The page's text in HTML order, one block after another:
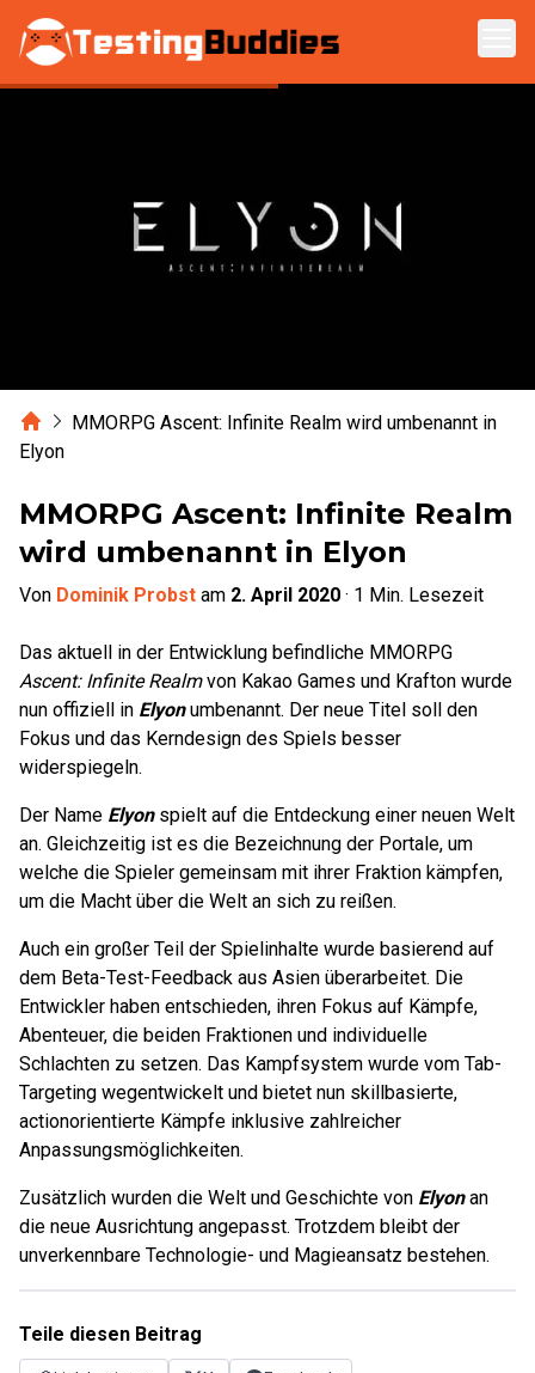
Zum Hauptinhalt springen
HomeMMORPG Ascent: Infinite Realm wird umbenannt in
Elyon
MMORPG Ascent: Infinite Realm
wird umbenannt in Elyon
Von Dominik Probst am 2. April 2020 · 1 Min. Lesezeit
Das aktuell in der Entwicklung befindliche MMORPG
Ascent: Infinite Realmvon Kakao Games und Krafton wurde
nun offiziell in Elyonumbenannt. Der neue Titel soll den
Fokus und das Kerndesign des Spiels besser
widerspiegeln.
Der Name Elyonspielt auf die Entdeckung einer neuen Welt
an. Gleichzeitig ist es die Bezeichnung der Portale, um
welche die Spieler gemeinsam mit ihrer Fraktion kämpfen,
um die Macht über die Welt an sich zu reißen.
Auch ein großer Teil der Spielinhalte wurde basierend auf
dem Beta-Test-Feedback aus Asien überarbeitet. Die
Entwickler haben entschieden, ihren Fokus auf Kämpfe,
Abenteuer, die beiden Fraktionen und individuelle
Schlachten zu setzen. Das Kampfsystem wurde vom Tab-
Targeting wegentwickelt und bietet nun skillbasierte,
actionorientierte Kämpfe inklusive zahlreicher
Anpassungsmöglichkeiten.
Zusätzlich wurden die Welt und Geschichte von Elyonan
die neue Ausrichtung angepasst. Trotzdem bleibt der
unverkennbare Technologie- und Magieansatz bestehen.
Teile diesen Beitrag